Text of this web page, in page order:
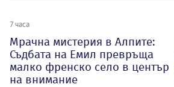
7 часа
Мрачна мистерия в Алпите:
Съдбата на Емил превръща
малко френско село в център
на внимание